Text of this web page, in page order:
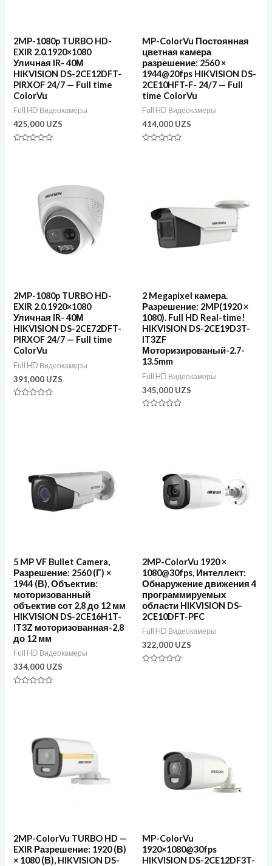
2MP-1080p TURBO HD-
EXIR 2.0.1920×1080
Уличная IR- 40М
HIKVISION DS-2CE12DFT-
PIRXOF 24/7 — Full time
ColorVu
Full HD Видеокамеры
425,000 UZS
MP-ColorVu Постоянная
цветная камера
разрешение: 2560 ×
1944@20fps HIKVISION DS-
2CE10HFT-F- 24/7 — Full
time ColorVu
Full HD Видеокамеры
414,000 UZS
2MP-1080p TURBO HD-
EXIR 2.0.1920×1080
Уличная IR- 40М
HIKVISION DS-2CE72DFT-
PIRXOF 24/7 — Full time
ColorVu
Full HD Видеокамеры
391,000 UZS
2 Megapixel камера.
Разрешение: 2MP(1920 ×
1080). Full HD Real-time!
HIKVISION DS-2CE19D3T-
IT3ZF
Моторизированый-2.7-
13.5mm
Full HD Видеокамеры
345,000 UZS
5 MP VF Bullet Camera,
Разрешение: 2560 (Г) ×
1944 (В), Объектив:
моторизованный
объектив сот 2,8 до 12 мм
HIKVISION DS-2CE16H1T-
IT3Z моторизованная-2,8
до 12 мм
Full HD Видеокамеры
334,000 UZS
2MP-ColorVu 1920 ×
1080@30fps, Интеллект:
Обнаружение движения 4
программируемых
области HIKVISION DS-
2CE10DFT-PFC
Full HD Видеокамеры
322,000 UZS
2MP-ColorVu TURBO HD —
EXIR Разрешение: 1920 (В)
× 1080 (В), HIKVISION DS-
MP-ColorVu
1920×1080@30fps
HIKVISION DS-2CE12DF3T-